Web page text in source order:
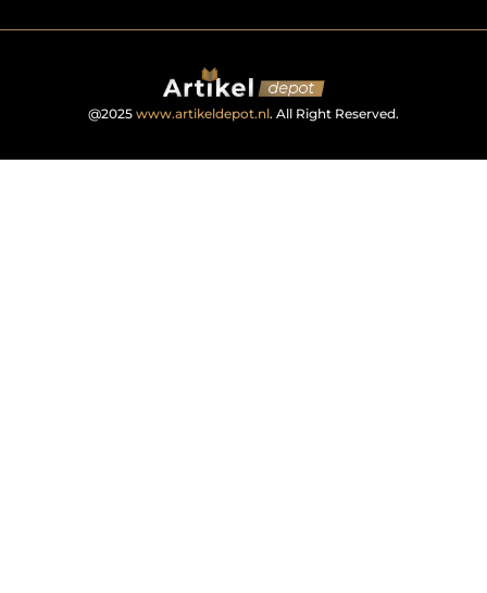
@2025 www.artikeldepot.nl. All Right Reserved.